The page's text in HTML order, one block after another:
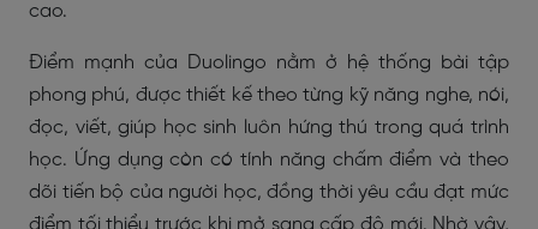
cao.
Điểm mạnh của Duolingo nằm ở hệ thống bài tập
phong phú, được thiết kế theo từng kỹ năng nghe, nói,
đọc, viết, giúp học sinh luôn hứng thú trong quá trình
học. Ứng dụng còn có tính năng chấm điểm và theo
dõi tiến bộ của người học, đồng thời yêu cầu đạt mức